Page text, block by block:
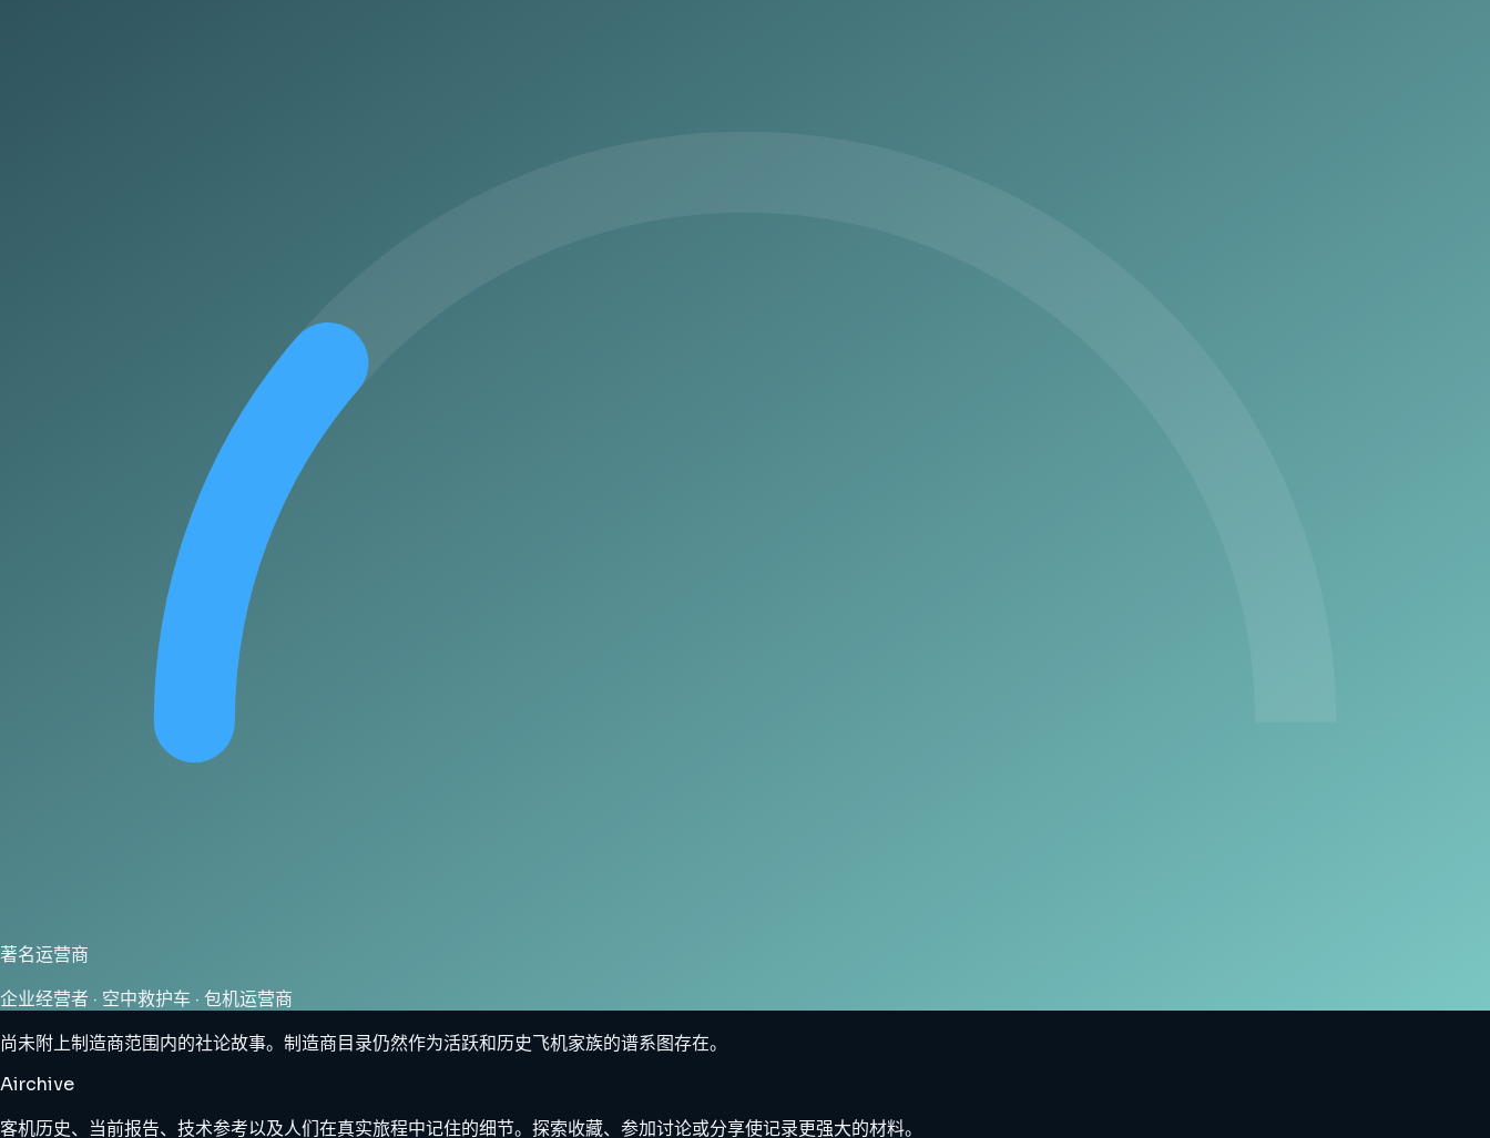
著名运营商
企业经营者 · 空中救护车 · 包机运营商
尚未附上制造商范围内的社论故事。制造商目录仍然作为活跃和历史飞机家族的谱系图存在。
Airchive
客机历史、当前报告、技术参考以及人们在真实旅程中记住的细节。探索收藏、参加讨论或分享使记录更强大的材料。